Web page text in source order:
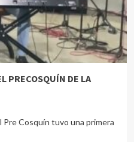
PRECOSQUÍN DE LA
Cosquín tuvo una primera